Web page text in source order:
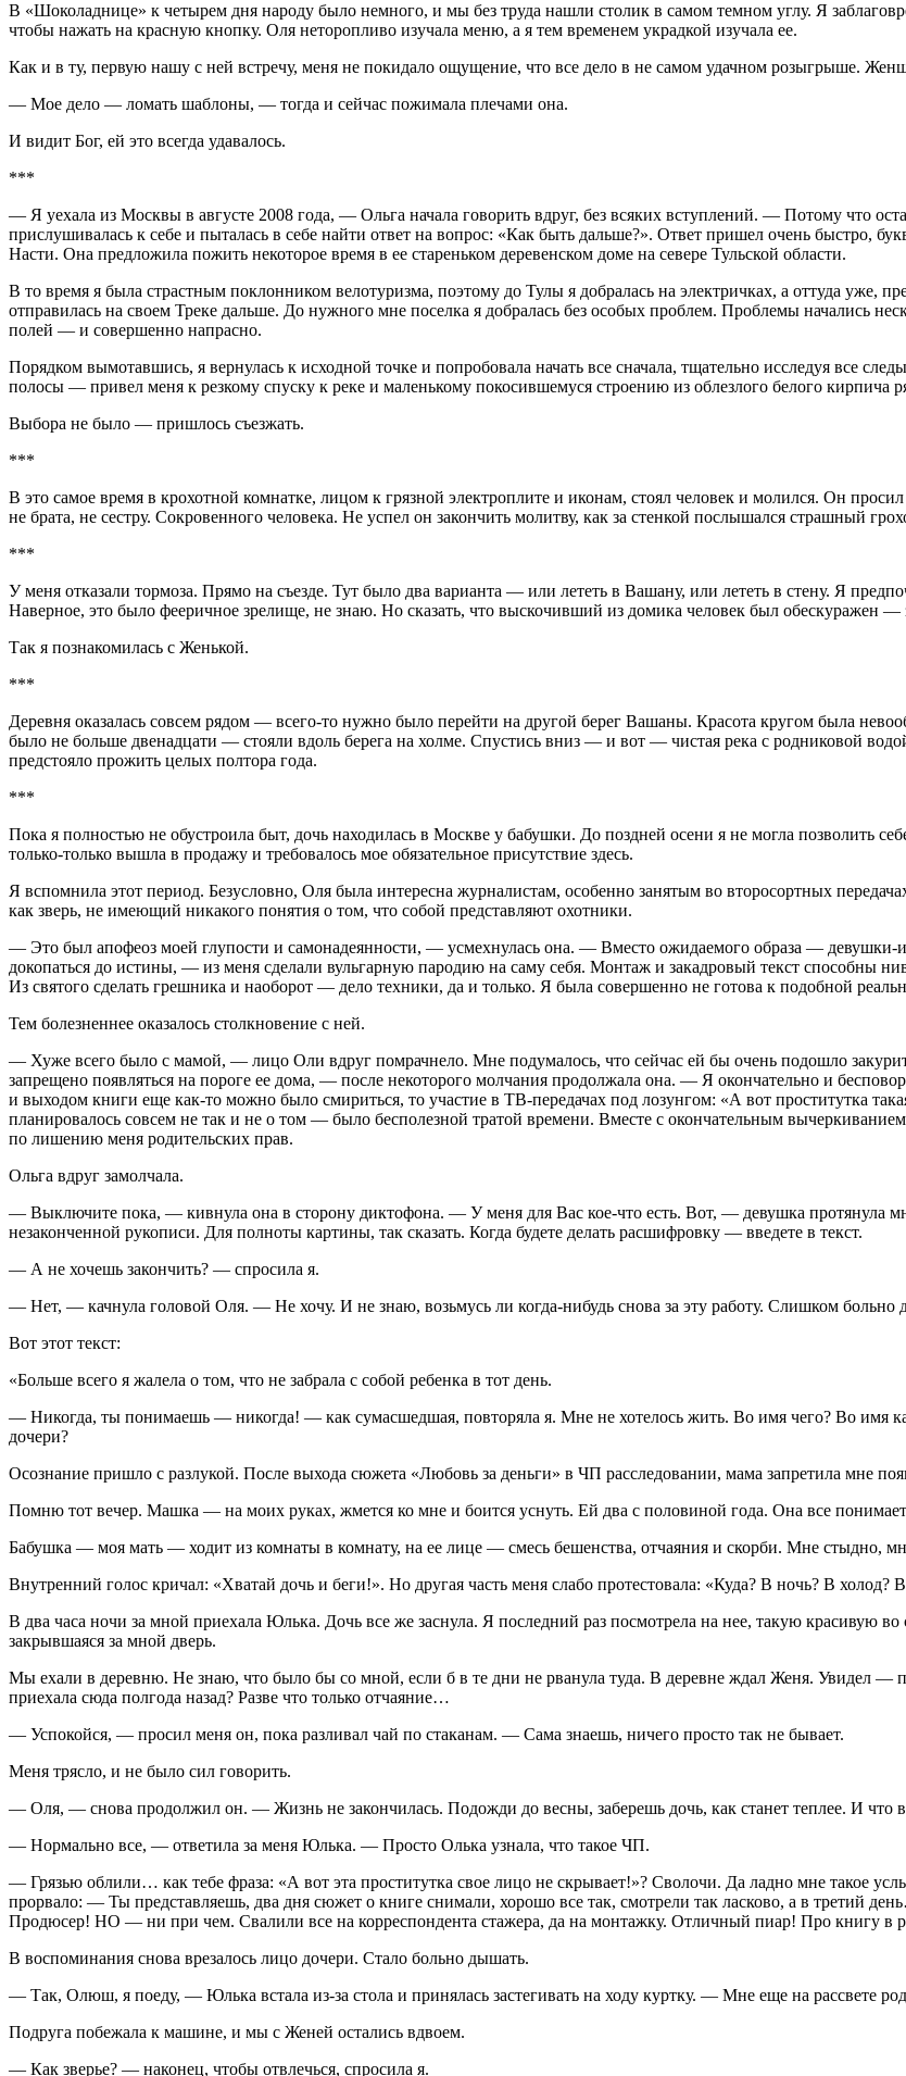
В «Шоколаднице» к четырем дня народу было немного, и мы без труда нашли столик в самом темном углу. Я
чтобы нажать на красную кнопку. Оля неторопливо изучала меню, а я тем временем украдкой изучала ее.
Как и в ту, первую нашу с ней встречу, меня не покидало ощущение, что все дело в не самом удачном розыгрыше.
— Мое дело — ломать шаблоны, — тогда и сейчас пожимала плечами она.
И видит Бог, ей это всегда удавалось.
***
— Я уехала из Москвы в августе 2008 года, — Ольга начала говорить вдруг, без всяких вступлений. — Потому что
прислушивалась к себе и пыталась в себе найти ответ на вопрос: «Как быть дальше?». Ответ пришел очень быстро,
Насти. Она предложила пожить некоторое время в ее стареньком деревенском доме на севере Тульской области.
В то время я была страстным поклонником велотуризма, поэтому до Тулы я добралась на электричках, а оттуда уже,
отправилась на своем Треке дальше. До нужного мне поселка я добралась без особых проблем. Проблемы начались
полей — и совершенно напрасно.
Порядком вымотавшись, я вернулась к исходной точке и попробовала начать все сначала, тщательно исследуя все
полосы — привел меня к резкому спуску к реке и маленькому покосившемуся строению из облезлого белого кирпича
Выбора не было — пришлось съезжать.
***
В это самое время в крохотной комнатке, лицом к грязной электроплите и иконам, стоял человек и молился. Он
не брата, не сестру. Сокровенного человека. Не успел он закончить молитву, как за стенкой послышался страшный
***
У меня отказали тормоза. Прямо на съезде. Тут было два варианта — или лететь в Вашану, или лететь в стену. Я
Наверное, это было фееричное зрелище, не знаю. Но сказать, что выскочивший из домика человек был обескуражен —
Так я познакомилась с Женькой.
***
Деревня оказалась совсем рядом — всего-то нужно было перейти на другой берег Вашаны. Красота кругом была
было не больше двенадцати — стояли вдоль берега на холме. Спустись вниз — и вот — чистая река с родниковой
предстояло прожить целых полтора года.
***
Пока я полностью не обустроила быт, дочь находилась в Москве у бабушки. До поздней осени я не могла позволить
только-только вышла в продажу и требовалось мое обязательное присутствие здесь.
Я вспомнила этот период. Безусловно, Оля была интересна журналистам, особенно занятым во второсортных
как зверь, не имеющий никакого понятия о том, что собой представляют охотники.
— Это был апофеоз моей глупости и самонадеянности, — усмехнулась она. — Вместо ожидаемого образа — девушки-
докопаться до истины, — из меня сделали вульгарную пародию на саму себя. Монтаж и закадровый текст способны
Из святого сделать грешника и наоборот — дело техники, да и только. Я была совершенно не готова к подобной
Тем болезненнее оказалось столкновение с ней.
— Хуже всего было с мамой, — лицо Оли вдруг помрачнело. Мне подумалось, что сейчас ей бы очень подошло
запрещено появляться на пороге ее дома, — после некоторого молчания продолжала она. — Я окончательно и
и выходом книги еще как-то можно было смириться, то участие в ТВ-передачах под лозунгом: «А вот проститутка
планировалось совсем не так и не о том — было бесполезной тратой времени. Вместе с окончательным
по лишению меня родительских прав.
Ольга вдруг замолчала.
— Выключите пока, — кивнула она в сторону диктофона. — У меня для Вас кое-что есть. Вот, — девушка протянула
незаконченной рукописи. Для полноты картины, так сказать. Когда будете делать расшифровку — введете в текст.
— А не хочешь закончить? — спросила я.
— Нет, — качнула головой Оля. — Не хочу. И не знаю, возьмусь ли когда-нибудь снова за эту работу. Слишком больно
Вот этот текст:
«Больше всего я жалела о том, что не забрала с собой ребенка в тот день.
— Никогда, ты понимаешь — никогда! — как сумасшедшая, повторяла я. Мне не хотелось жить. Во имя чего? Во имя
дочери?
Осознание пришло с разлукой. После выхода сюжета «Любовь за деньги» в ЧП расследовании, мама запретила мне
Помню тот вечер. Машка — на моих руках, жмется ко мне и боится уснуть. Ей два с половиной года. Она все
Бабушка — моя мать — ходит из комнаты в комнату, на ее лице — смесь бешенства, отчаяния и скорби. Мне стыдно,
Внутренний голос кричал: «Хватай дочь и беги!». Но другая часть меня слабо протестовала: «Куда? В ночь? В холод? В
В два часа ночи за мной приехала Юлька. Дочь все же заснула. Я последний раз посмотрела на нее, такую красивую
закрывшаяся за мной дверь.
Мы ехали в деревню. Не знаю, что было бы со мной, если б в те дни не рванула туда. В деревне ждал Женя. Увидел —
приехала сюда полгода назад? Разве что только отчаяние…
— Успокойся, — просил меня он, пока разливал чай по стаканам. — Сама знаешь, ничего просто так не бывает.
Меня трясло, и не было сил говорить.
— Оля, — снова продолжил он. — Жизнь не закончилась. Подожди до весны, заберешь дочь, как станет теплее. И что
— Нормально все, — ответила за меня Юлька. — Просто Олька узнала, что такое ЧП.
— Грязью облили… как тебе фраза: «А вот эта проститутка свое лицо не скрывает!»? Сволочи. Да ладно мне такое
прорвало: — Ты представляешь, два дня сюжет о книге снимали, хорошо все так, смотрели так ласково, а в третий
Продюсер! НО — ни при чем. Свалили все на корреспондента стажера, да на монтажку. Отличный пиар! Про книгу в
В воспоминания снова врезалось лицо дочери. Стало больно дышать.
— Так, Олюш, я поеду, — Юлька встала из-за стола и принялась застегивать на ходу куртку. — Мне еще на рассвете
Подруга побежала к машине, и мы с Женей остались вдвоем.
— Как зверье? — наконец, чтобы отвлечься, спросила я.